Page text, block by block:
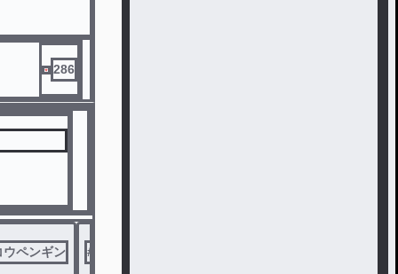
286
ウペンギン #